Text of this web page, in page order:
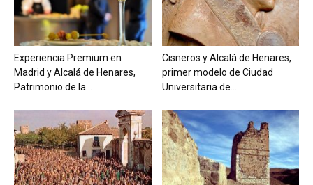
Experiencia Premium en
Madrid y Alcalá de Henares,
Patrimonio de la...
Cisneros y Alcalá de Henares,
primer modelo de Ciudad
Universitaria de...